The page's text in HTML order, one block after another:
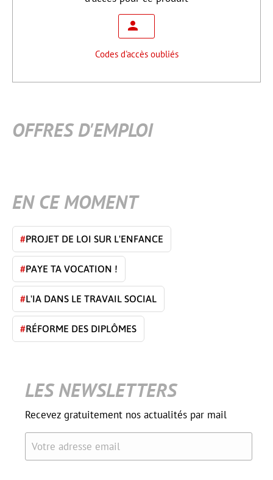
Codes d'accès oubliés
OFFRES D'EMPLOI
EN CE MOMENT
#PROJET DE LOI SUR L'ENFANCE
#PAYE TA VOCATION !
#L'IA DANS LE TRAVAIL SOCIAL
#RÉFORME DES DIPLÔMES
LES NEWSLETTERS
Recevez gratuitement nos actualités par mail
Votre adresse email